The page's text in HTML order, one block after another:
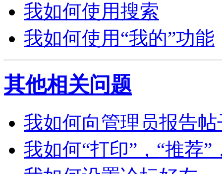
我如何使用搜索
我如何使用“我的”功能
其他相关问题
我如何向管理员报告帖
我如何“打印”，“推荐”